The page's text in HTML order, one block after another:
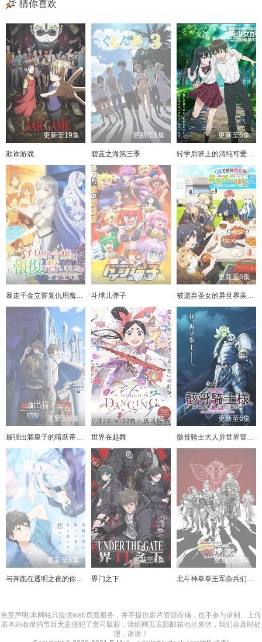
173 174
133 134 135 136
137 138 140
141 142 143 144
145 146 147 148
149 150 151 152
157 158 159 160
161 162 163 164
165 166 167 168
169 170 171 172
173 174
93 94 95 96
97 98 100
101 102 103 104
105 106 107 108
109 110 111 112
117 118 119 120
121 122 123 124
125 126 127 128
129 130 131 132
133 134 135 136
137 138 139 140
145 146 147 148
149 150 151 152
153 154 155 156
158 159 160
161 162 163 164
165 166 168
169 170 171
173 174
53 54 55 56
57 58 60
61 62 63 64
65 66 67 68
69 70 71 72
77 78 79 80
81 82 83 84
85 86 87 88
89 90 91 92
93 94 95 96
97 98 99 100
105 106 107 108
109 110 111 112
113 114 115 116
118 119 120
121 122 123 124
125 126 128
129 130 131
133 134 135 136
137 138 139 140
141 142 143 144
145 146 147 148
149 150 151 152
157 158 159 160
猜你喜欢
更新至19集
欺诈游戏
更新至6集
碧蓝之海第三季
更新至6集
转学后班上的清纯可爱美少女竟是小时候玩在一起的哥儿们
更新至6集
暴走千金立誓复仇用魔导书之力碾碎祖国
更新至6集
斗球儿弹子
更新至6集
被遗弃圣女的异世界美食之旅用隐藏技能召唤了露营车
更新至6集
最强出涸皇子的暗跃帝位争夺
更新至7集
世界在起舞
更新至6集
骸骨骑士大人异世界冒险中第二季
更新至6集
与奔跑在透明之夜的你，谈一场看不见的恋爱
更新至6集
界门之下
更新至18集
北斗神拳拳王军杂兵们的挽歌
免责声明:本网站只提供web页面服务，并不提供影片资源存储，也不参与录制、上传
若本站收录的节目无意侵犯了贵司版权，请给网页底部邮箱地址来信，我们会及时处
理，谢谢！